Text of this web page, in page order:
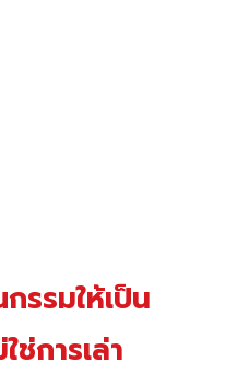
รรมให้เป็น
ช่การเล่า